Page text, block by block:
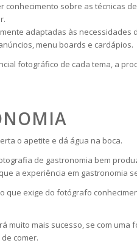
sobre as técnicas
adaptadas às
menu boards e cardápios.
fotográfico de cada tema, a
o apetite e dá água na boca.
de gastronomia bem
a experiência em gastronomia
que exige do fotógrafo
muito mais sucesso, se com
comer.